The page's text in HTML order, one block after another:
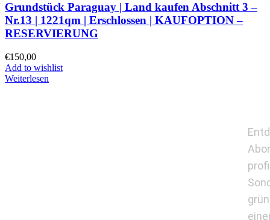
Grundstück Paraguay | Land kaufen Abschnitt 3 –
Nr.13 | 1221qm | Erschlossen | KAUFOPTION –
RESERVIERUNG
€150,00
Add to wishlist
Weiterlesen